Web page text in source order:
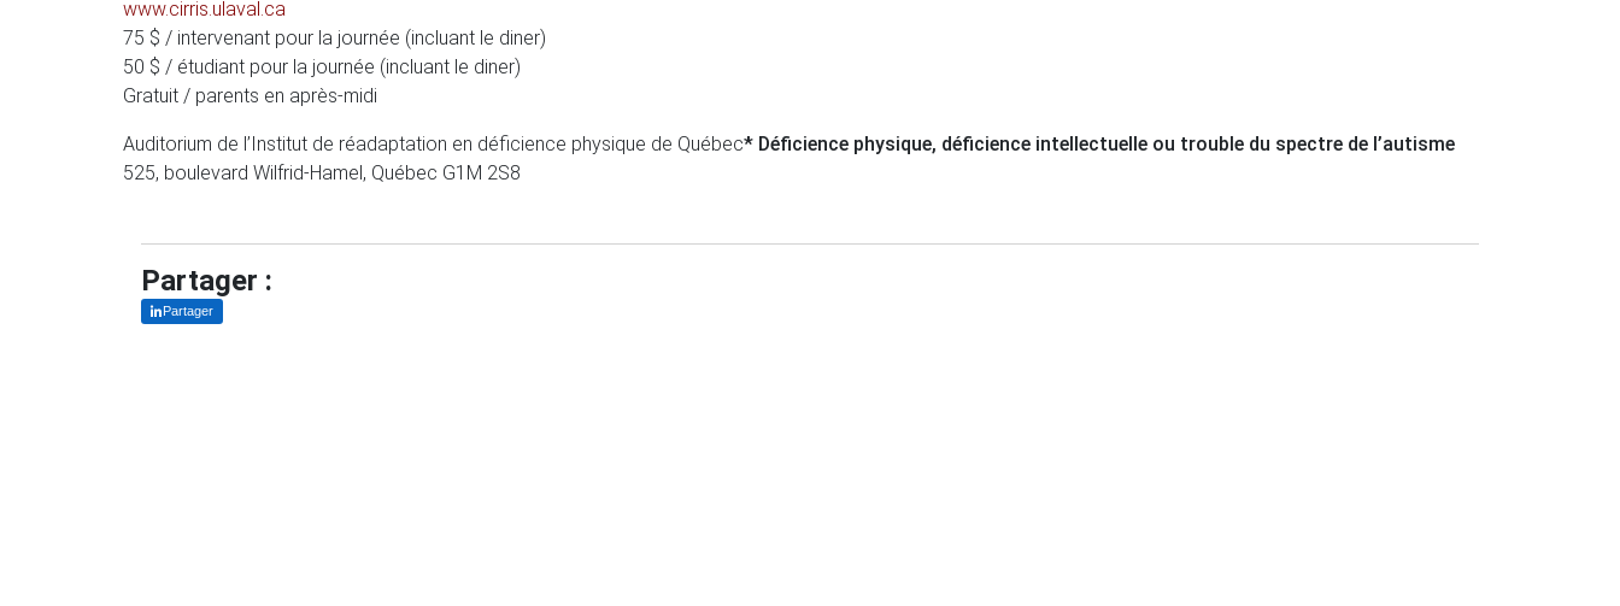
www.cirris.ulaval.ca
75 $ / intervenant pour la journée (incluant le diner)
50 $ / étudiant pour la journée (incluant le diner)
Gratuit / parents en après-midi
Auditorium de l’Institut de réadaptation en déficience physique de Québec
525, boulevard Wilfrid-Hamel, Québec G1M 2S8
* Déficience physique, déficience intellectuelle ou trouble du spectre de l’autisme
Partager :
Partager